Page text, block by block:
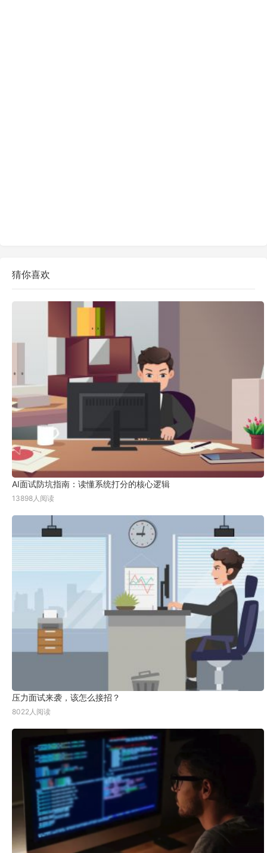
猜你喜欢
AI面试防坑指南：读懂系统打分的核心逻辑
13898人阅读
压力面试来袭，该怎么接招？
8022人阅读